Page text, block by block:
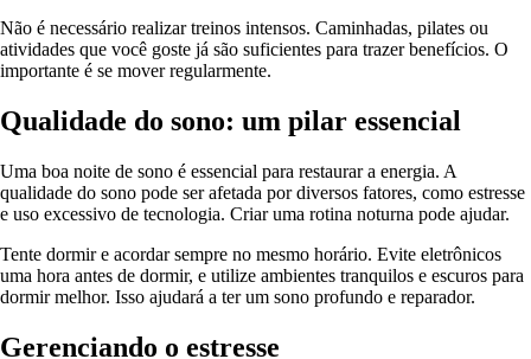
Não é necessário realizar treinos intensos. Caminhadas, pilates ou
atividades que você goste já são suficientes para trazer benefícios. O
importante é se mover regularmente.
Qualidade do sono: um pilar essencial
Uma boa noite de sono é essencial para restaurar a energia. A
qualidade do sono pode ser afetada por diversos fatores, como estresse
e uso excessivo de tecnologia. Criar uma rotina noturna pode ajudar.
Tente dormir e acordar sempre no mesmo horário. Evite eletrônicos
uma hora antes de dormir, e utilize ambientes tranquilos e escuros para
dormir melhor. Isso ajudará a ter um sono profundo e reparador.
Gerenciando o estresse